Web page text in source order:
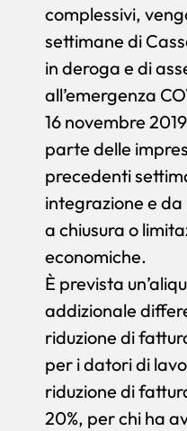
complessivi,
settimane di
in deroga e di
all’emergenza
16 novembre
parte delle
precedenti
integrazione e
a chiusura o
economiche.
È prevista
addizionale
riduzione di
per i datori di
riduzione di
20%, per chi ha